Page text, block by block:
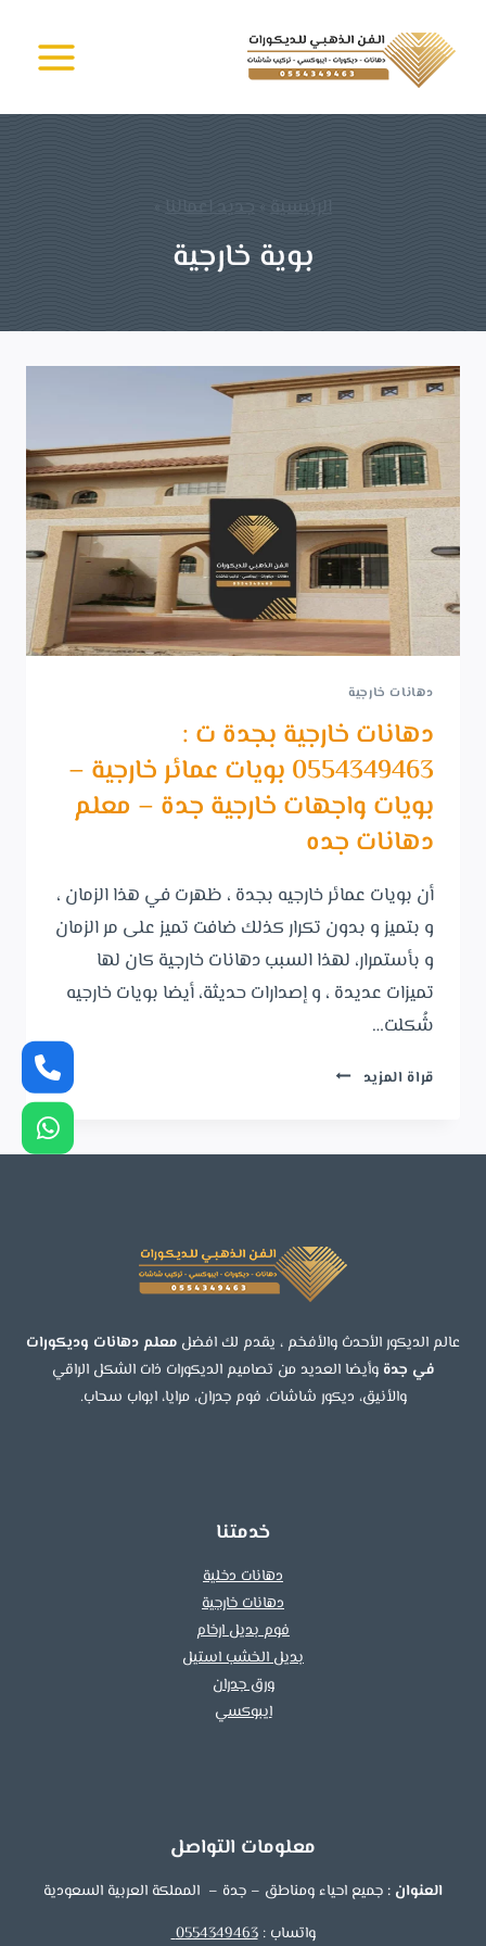
المحتوى
الرئيسية » جديد اعمالنا »
بوية خارجية
دهانات خارجية
دهانات خارجية بجدة ت :
0554349463 بويات عمائر خارجية –
بويات واجهات خارجية جدة – معلم
دهانات جده
أن بويات عمائر خارجيه بجدة ، ظهرت في هذا الزمان ،
و بتميز و بدون تكرار كذلك ضافت تميز على مر الزمان
و بأستمرار، لهذا السبب دهانات خارجية كان لها
تميزات عديدة ، و إصدارات حديثة، أيضا بويات خارجيه
شُكلت…
قراة المزيد دهانات
ت
عمائر
خارجية
بويات
واجهات
جدة
عالم الديكور الأحدث والأفخم ، يقدم لك افضل معلم دهانات وديكورات
في جدة وأيضا العديد من تصاميم الديكورات ذات الشكل الراقي
والأنيق، ديكور شاشات، فوم جدران، مرايا، ابواب سحاب.
خدمتنا
دهانات دخلية
دهانات خارجية
فوم بديل ارخام
بديل الخشب استيل
ورق جدران
ايبوكسي
معلومات التواصل
العنوان : جميع احياء ومناطق – جدة – المملكة العربية السعودية
واتساب :0554349463